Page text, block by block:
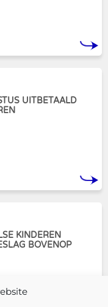
UITBETAALD
KINDEREN
BOVENOP